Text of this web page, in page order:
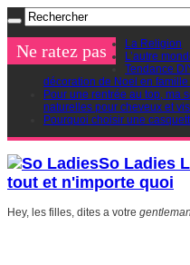
Ne ratez pas
La Religion
L’autre
Tendance
décoration de Noel en famille
Pour une rentrée au top, ma
naturelles pour cheveux et
Pourquoi choisir une
So Ladies
tout et n'importe quoi
Hey, les filles, dites a votre gentleman